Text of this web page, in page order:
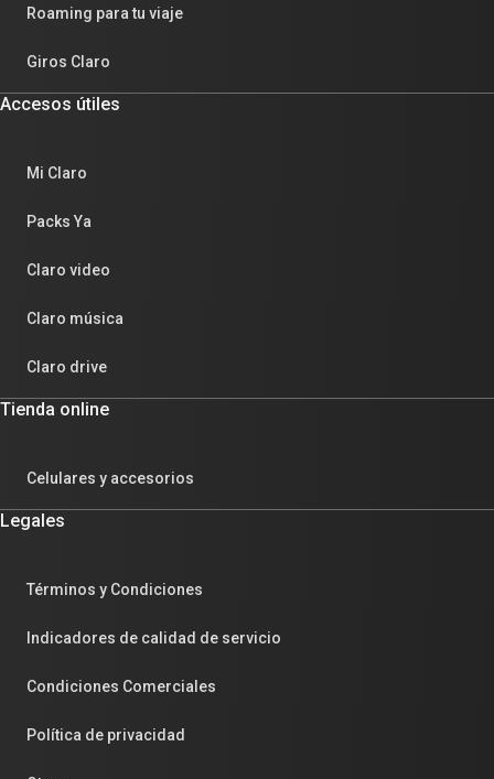
Roaming para tu viaje
Giros Claro
Accesos útiles
Mi Claro
Packs Ya
Claro video
Claro música
Claro drive
Tienda online
Celulares y accesorios
Legales
Términos y Condiciones
Indicadores de calidad de servicio
Condiciones Comerciales
Política de privacidad